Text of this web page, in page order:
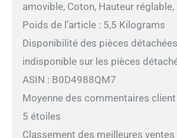
amovible, Coton, Hauteur réglable,
Poids de l’article : 5,5 Kilograms
Disponibilité des pièces
indisponible sur les pièces
ASIN : B0D4988QM7
Moyenne des commentaires client
5 étoiles
Classement des meilleures ventes